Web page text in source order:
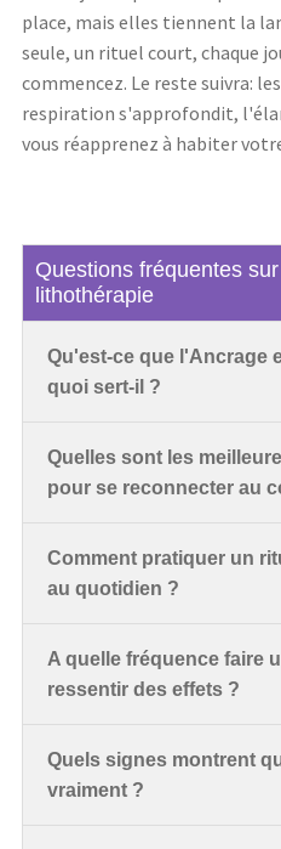
place, mais elles tiennent la
seule, un rituel court, chaque
commencez. Le reste suivra:
respiration s'approfondit,
vous réapprenez à habiter
Questions fréquentes
lithothérapie
Qu'est-ce que l'Ancrage
quoi sert-il ?
Quelles sont les
pour se reconnecter au
Comment pratiquer un
au quotidien ?
A quelle fréquence faire
ressentir des effets ?
Quels signes montrent
vraiment ?